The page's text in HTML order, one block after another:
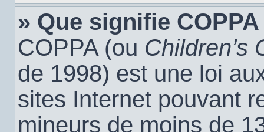
» Que signifie
COPPA (ou Children’s
de 1998) est une loi
sites Internet pouvant
mineurs de moins de